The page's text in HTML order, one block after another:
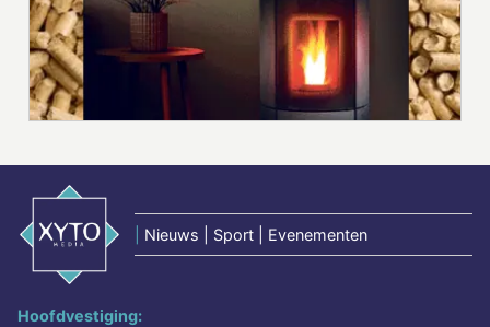
Nieuws | Sport | Evenementen
Hoofdvestiging: